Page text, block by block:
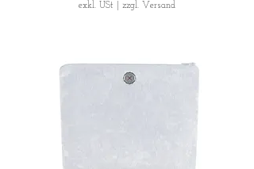
exkl. USt zzgl. Versand